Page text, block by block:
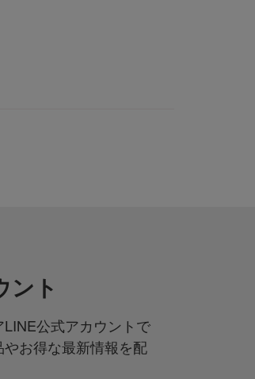
ント
公式アカウントで
お得な最新情報を配